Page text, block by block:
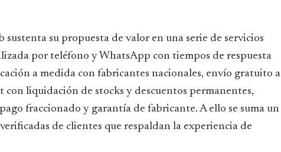
su propuesta de valor en una serie de servicios
por teléfono y WhatsApp con tiempos de respuesta
a medida con fabricantes nacionales, envío gratuito a
con liquidación de stocks y descuentos permanentes,
fraccionado y garantía de fabricante. A ello se suma un
de clientes que respaldan la experiencia de